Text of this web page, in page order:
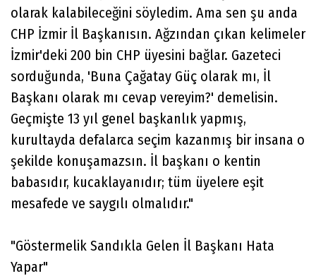
olarak kalabileceğini söyledim. Ama sen şu anda
CHP İzmir İl Başkanısın. Ağzından çıkan kelimeler
İzmir'deki 200 bin CHP üyesini bağlar. Gazeteci
sorduğunda, 'Buna Çağatay Güç olarak mı, İl
Başkanı olarak mı cevap vereyim?' demelisin.
Geçmişte 13 yıl genel başkanlık yapmış,
kurultayda defalarca seçim kazanmış bir insana o
şekilde konuşamazsın. İl başkanı o kentin
babasıdır, kucaklayanıdır; tüm üyelere eşit
mesafede ve saygılı olmalıdır."
"Göstermelik Sandıkla Gelen İl Başkanı Hata
Yapar"